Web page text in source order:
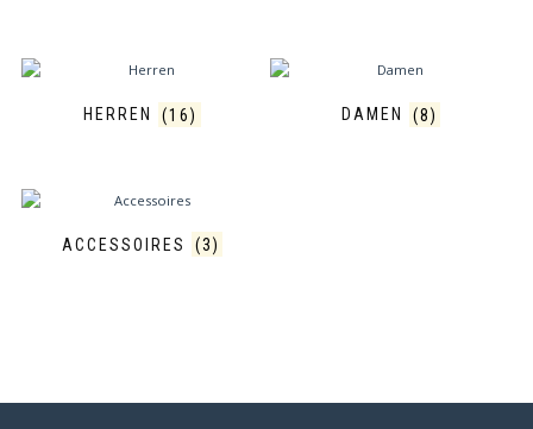
HERREN (16) DAMEN (8)
ACCESSOIRES (3)